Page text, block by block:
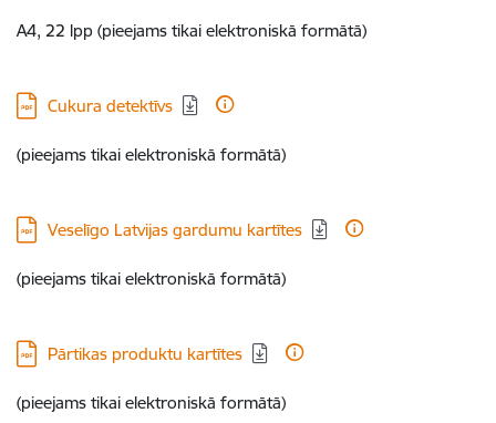
A4, 22 lpp (pieejams tikai elektroniskā formātā)
Lejupielādēt:
Cukura detektīvs
(pieejams tikai elektroniskā formātā)
Lejupielādēt:
Veselīgo Latvijas gardumu kartītes
(pieejams tikai elektroniskā formātā)
Lejupielādēt:
Pārtikas produktu kartītes
(pieejams tikai elektroniskā formātā)